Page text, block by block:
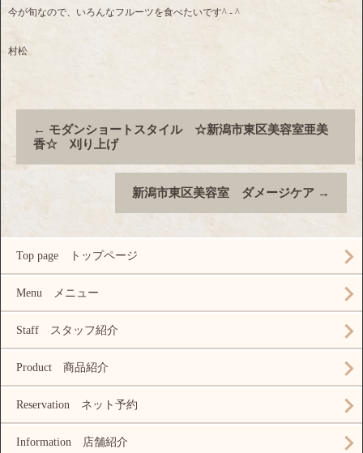
今が旬なので、いろんなフルーツを食べたいです^ - ^
村松
← モダンショートスタイル ☆新潟市東区美容室亜美
香☆ 刈り上げ
新潟市東区美容室 ダメージケア →
Top page トップページ
Menu メニュー
Staff スタッフ紹介
Product 商品紹介
Reservation ネット予約
Information 店舗紹介